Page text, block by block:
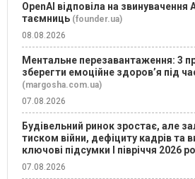
OpenAI відповіла на звинувачення
таємниць (founder.ua)
08.08.2026
Ментальне перезавантаження: 3
зберегти емоційне здоров’я під
(margosha.com.ua)
07.08.2026
Будівельний ринок зростає, але
тиском війни, дефіциту кадрів та
ключові підсумки І півріччя 2026
07.08.2026